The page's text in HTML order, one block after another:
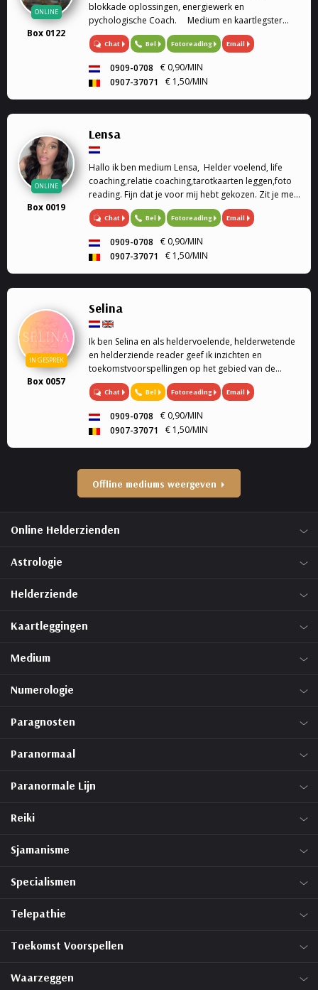
ONLINE
Box 0122
blokkade oplossingen, energiewerk en
pychologische Coach. Medium en kaartlegster
Mijn gaven (heldervoelend, helderwetend,
helderruikend, energiewerk) zet ik graag in om
Chat Bel Fotoreading Email
0909-0708
€ 0,90/MIN
0907-37071
€ 1,50/MIN
ONLINE
Box 0019
Lensa
Hallo ik ben medium Lensa, Helder voelend, life
coaching,relatie coaching,tarotkaarten leggen,foto
reading. Fijn dat je voor mij hebt gekozen. Zit je met
vragen over welke situatie dan ook in jouw leven
help ik als jarenlange ervaren medium jou graag om
Chat Bel Fotoreading Email
0909-0708
€ 0,90/MIN
0907-37071
€ 1,50/MIN
IN GESPREK
Box 0057
Selina
Ik ben Selina en als heldervoelende, helderwetende
en helderziende reader geef ik inzichten en
toekomstvoorspellingen op het gebied van de
liefde, werk, financiën, eigenlijk alles.
Chat Bel Fotoreading Email
0909-0708
€ 0,90/MIN
0907-37071
€ 1,50/MIN
Offline mediums weergeven
Online Helderzienden
Astrologie
Helderziende
Kaartleggingen
Medium
Numerologie
Paragnosten
Paranormaal
Paranormale Lijn
Reiki
Sjamanisme
Specialismen
Telepathie
Toekomst Voorspellen
Waarzeggen